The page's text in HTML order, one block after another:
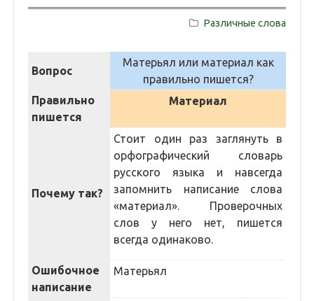
Различные слова
Вопрос
Матерьял или материал как
правильно пишется?
Правильно
пишется
Материал
Почему так?
Стоит один раз заглянуть в
орфографический словарь
русского языка и навсегда
запомнить написание слова
«материал». Проверочных
слов у него нет, пишется
всегда одинаково.
Ошибочное
написание
Матерьял